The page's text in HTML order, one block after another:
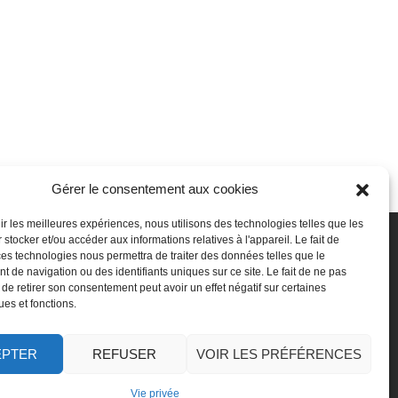
Gérer le consentement aux cookies
les meilleures expériences, nous utilisons des technologies telles que les
stocker et/ou accéder aux informations relatives à l'appareil. Le fait de
technologies nous permettra de traiter des données telles que le
de navigation ou des identifiants uniques sur ce site. Le fait de ne pas
retirer son consentement peut avoir un effet négatif sur certaines
et fonctions.
REFUSER VOIR LES PRÉFÉRENCES
Vie privée
sommes-nous
chez nous
un stage
Autres
Vie privée
Mentions légales